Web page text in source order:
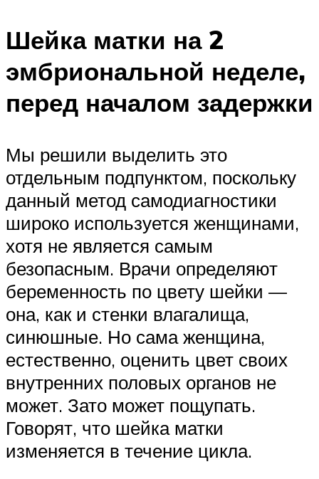
Шейка матки на 2
эмбриональной неделе,
перед началом задержки
Мы решили выделить это
отдельным подпунктом, поскольку
данный метод самодиагностики
широко используется женщинами,
хотя не является самым
безопасным. Врачи определяют
беременность по цвету шейки —
она, как и стенки влагалища,
синюшные. Но сама женщина,
естественно, оценить цвет своих
внутренних половых органов не
может. Зато может пощупать.
Говорят, что шейка матки
изменяется в течение цикла.